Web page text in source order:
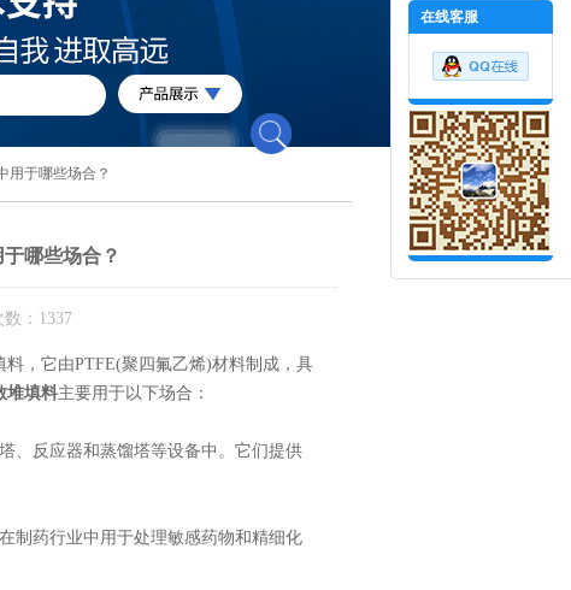
用于哪些场合？
哪些场合？
：1337
，它由PTFE(聚四氟乙烯)材料制成，具
堆填料主要用于以下场合：
反应器和蒸馏塔等设备中。它们提供
药行业中用于处理敏感药物和精细化
在线客服